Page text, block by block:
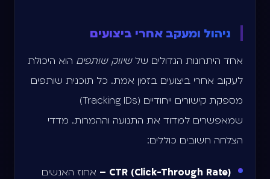
ניהול ומעקב אחרי ביצועים
אחד היתרונות הגדולים שלשיווק שותפים הוא היכולת
לעקוב אחרי ביצועים בזמן אמת. כל תוכנית שותפים
מספקת קישורים ייחודיים (Tracking IDs)
שמאפשרים למדוד את התנועה וההמרות. מדדי
הצלחה חשובים כוללים:
CTR (Click-Through Rate) –
אחוז האנשים